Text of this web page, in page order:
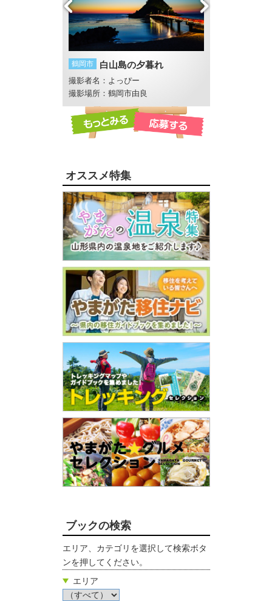
鶴岡市 白山島の夕暮れ
撮影者名：よっぴー
撮影場所：鶴岡市由良
オススメ特集
ブックの検索
エリア、カテゴリを選択して検索ボタ
ンを押してください。
エリア